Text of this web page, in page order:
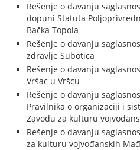
Rešenje o davanju
dopuni Statuta
Bačka Topola
Rešenje o davanju
zdravlje Subotica
Rešenje o davanju
Vršac u Vršcu
Rešenje o davanju
Pravilnika o organizaciji i
Zavodu za kulturu
Rešenje o davanju
za kulturu vojvođanskih